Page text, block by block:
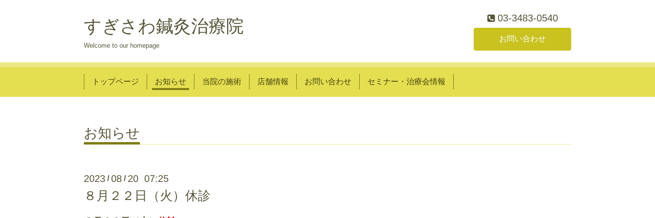
すぎさわ鍼灸治療院
Welcome to our homepage
03-3483-0540
お問い合わせ
トップページ お知らせ 当院の施術 店舗情報 お問い合わせ セミナー・治療会情報
お知らせ
2023 /08 / 20 07:25
８月２２日（火）休診